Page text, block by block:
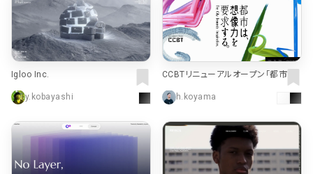
Igloo Inc.
y.kobayashi
CCBTリニューアルオープン「都市は、
h.koyama